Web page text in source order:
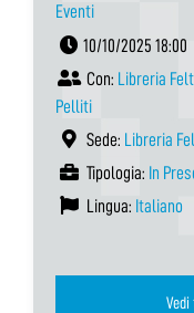
Eventi
10/10/2025 18:00
Con: Libreria
Pelliti
Sede: Libreria
Tipologia: In
Lingua: Italiano